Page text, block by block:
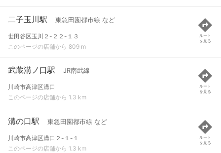
二子玉川駅 東急田園都市線 など
世田谷区玉川２-２２-１３
このページの店舗から 809 m
ルート
を見る
武蔵溝ノ口駅 JR南武線
川崎市高津区溝口
このページの店舗から 1.3 km
ルート
を見る
溝の口駅 東急田園都市線 など
川崎市高津区溝口２-１-１
このページの店舗から 1.3 km
ルート
を見る